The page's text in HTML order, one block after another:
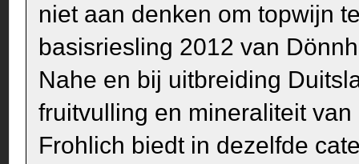
niet aan denken om topwijn
basisriesling 2012 van
Nahe en bij uitbreiding
fruitvulling en mineraliteit
Frohlich biedt in dezelfde